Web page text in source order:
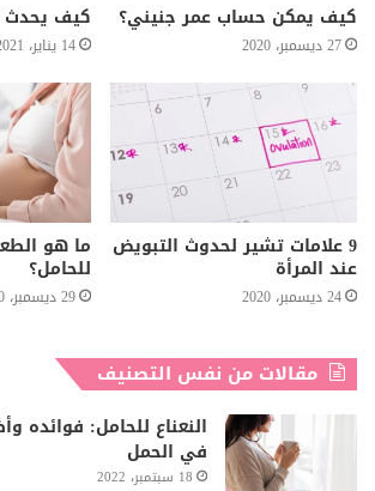
كيف يمكن حساب عمر جنيني؟
27 ديسمبر، 2020
كيف يحدث
14 يناير، 2021
9 علامات تشير لحدوث التبويض
عند المرأة
24 ديسمبر، 2020
ما هو
للحامل؟
29 ديسمبر، 2020
مقالات من نفس التصنيف
النعناع للحامل: فوائده
في الحمل
18 سبتمبر، 2022